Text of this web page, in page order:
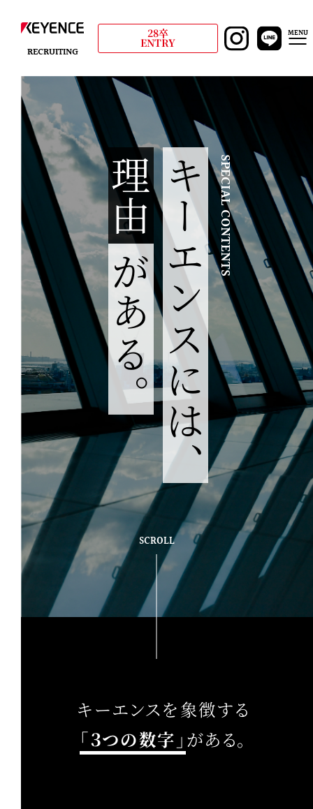
RECRUITING
28卒
ENTRY
MENU
SPECIAL CONTENTS
キーエンスには、
理由
がある。
SCROLL
キーエンスを象徴する
「３つの数字」 がある。